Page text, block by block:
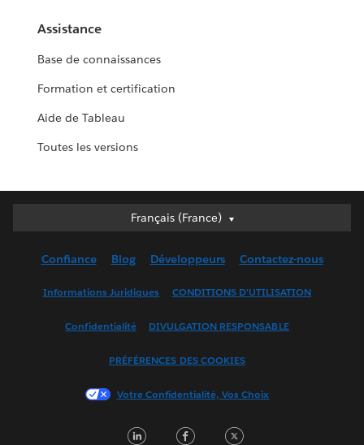
Assistance
Base de connaissances
Formation et certification
Aide de Tableau
Toutes les versions
Français (France)
Français (France)
English (UK)
Français (Canada)
한국어
Confiance Blog Développeurs Contactez-nous
Informations Juridiques CONDITIONS D'UTILISATION
Confidentialité DIVULGATION RESPONSABLE
PRÉFÉRENCES DES COOKIES
Votre Confidentialité, Vos Choix
LinkedInFacebook